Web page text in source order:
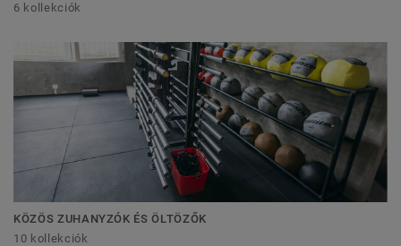
6 kollekciók
KÖZÖS ZUHANYZÓK ÉS ÖLTÖZŐK
10 kollekciók